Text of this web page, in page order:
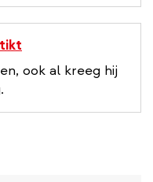
ook al kreeg hij